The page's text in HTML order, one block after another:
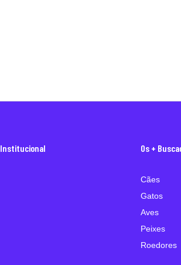
Institucional Os +
Cães
Gatos
Aves
Peixes
Roedores